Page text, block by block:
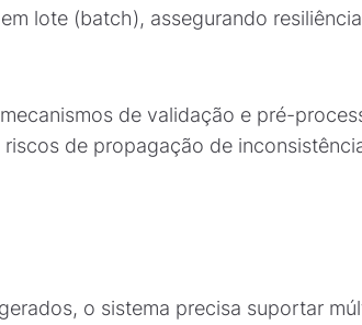
lote (batch), assegurando
de validação e pré-
de propagação de
o sistema precisa suportar